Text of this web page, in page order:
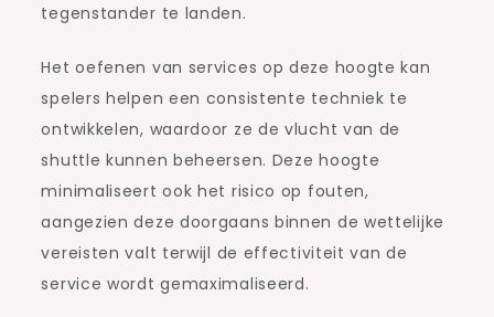
tegenstander te landen.
Het oefenen van services op deze hoogte kan
spelers helpen een consistente techniek te
ontwikkelen, waardoor ze de vlucht van de
shuttle kunnen beheersen. Deze hoogte
minimaliseert ook het risico op fouten,
aangezien deze doorgaans binnen de wettelijke
vereisten valt terwijl de effectiviteit van de
service wordt gemaximaliseerd.